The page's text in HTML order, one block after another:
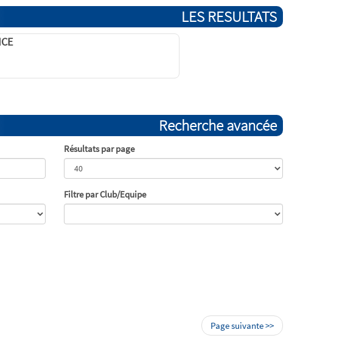
LES RESULTATS
Recherche avancée
Résultats par page
Filtre par Club/Equipe
Page suivante >>